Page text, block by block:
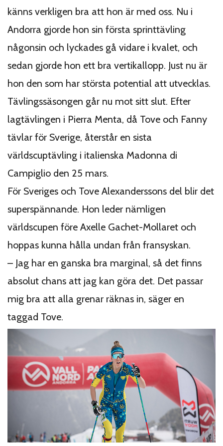
känns verkligen bra att hon är med oss. Nu i
Andorra gjorde hon sin första sprinttävling
någonsin och lyckades gå vidare i kvalet, och
sedan gjorde hon ett bra vertikallopp. Just nu är
hon den som har största potential att utvecklas.
Tävlingssäsongen går nu mot sitt slut. Efter
lagtävlingen i Pierra Menta, då Tove och Fanny
tävlar för Sverige, återstår en sista
världscuptävling i italienska Madonna di
Campiglio den 25 mars.
För Sveriges och Tove Alexanderssons del blir det
superspännande. Hon leder nämligen
världscupen före Axelle Gachet-Mollaret och
hoppas kunna hålla undan från fransyskan.
– Jag har en ganska bra marginal, så det finns
absolut chans att jag kan göra det. Det passar
mig bra att alla grenar räknas in, säger en
taggad Tove.